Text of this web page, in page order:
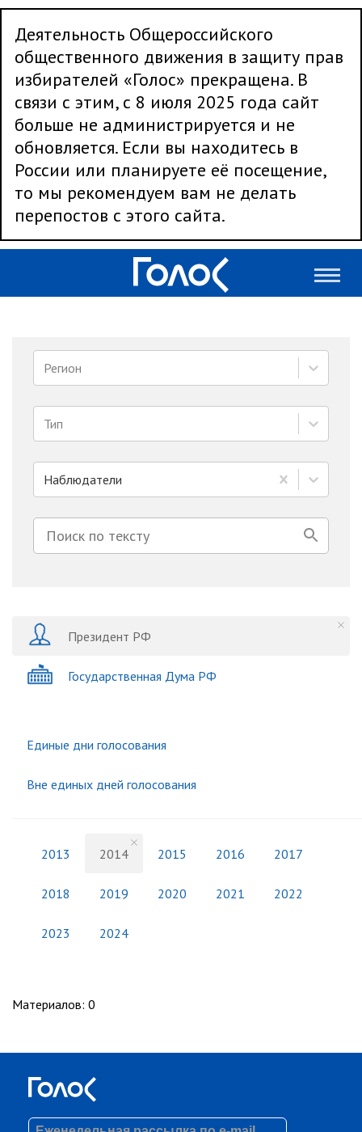
Деятельность Общероссийского
общественного движения в защиту прав
избирателей «Голос» прекращена. В
связи с этим, с 8 июля 2025 года сайт
больше не администрируется и не
обновляется. Если вы находитесь в
России или планируете её посещение,
то мы рекомендуем вам не делать
перепостов с этого сайта.
Регион
Тип
Наблюдатели
Президент РФ
Государственная Дума РФ
Единые дни голосования
Вне единых дней голосования
2013 2014 2015 2016 2017
2018 2019 2020 2021 2022
2023 2024
Материалов: 0